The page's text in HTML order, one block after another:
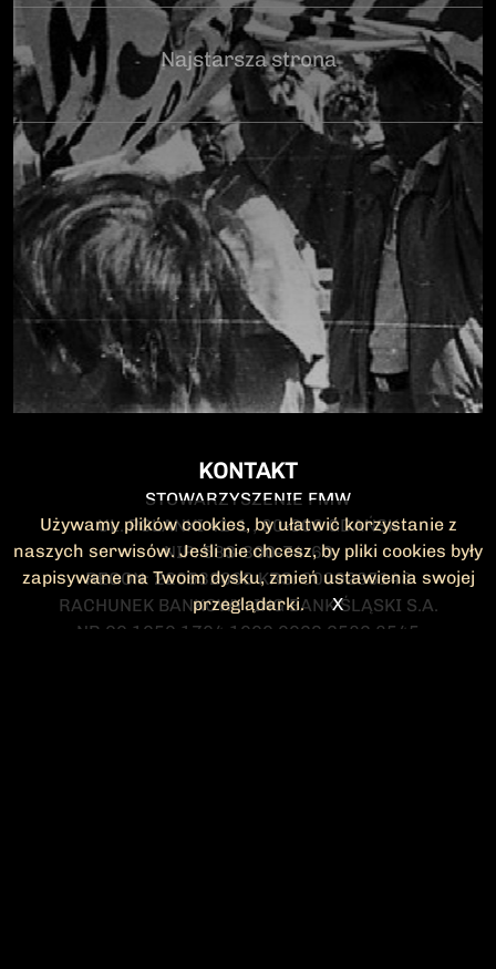
Najstarsza strona
KONTAKT
STOWARZYSZENIE FMW
UL. POLANKI 41-1 , 80-308 GDAŃSK
NIP: 583-300-74-60
REGON: 220532063 KRS: 0000295148
RACHUNEK BANKOWY: ING BANK ŚLĄSKI S.A.
NR 90 1050 1764 1000 0023 2582 8545
Używamy plików cookies, by ułatwić korzystanie z
naszych serwisów. Jeśli nie chcesz, by pliki cookies były
zapisywane na Twoim dysku, zmień ustawienia swojej
przeglądarki.
X